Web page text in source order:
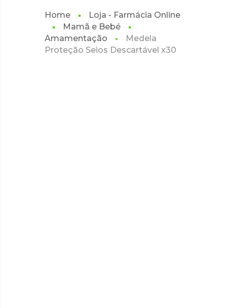
Home
Loja - Farmácia Online
Mamã e Bebé
Amamentação
Medela
Proteção Seios Descartável x30